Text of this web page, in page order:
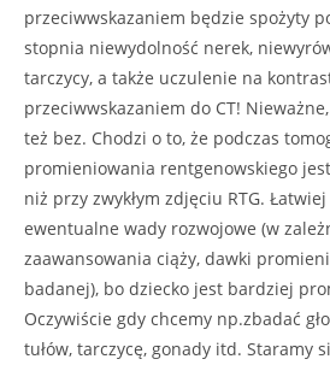
przeciwwskazaniem będzie spożyty
stopnia niewydolność nerek,
tarczycy, a także uczulenie na
przeciwwskazaniem do CT!
też bez. Chodzi o to, że podczas
promieniowania rentgenowskiego
niż przy zwykłym zdjęciu RTG.
ewentualne wady rozwojowe (w
zaawansowania ciąży, dawki
badanej), bo dziecko jest bardziej
Oczywiście gdy chcemy np.zbadać
tułów, tarczycę, gonady itd. Staramy